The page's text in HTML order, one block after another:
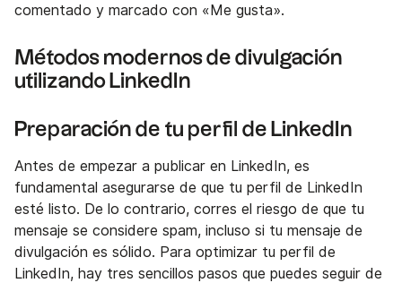
comentado y marcado con «Me gusta».
Métodos modernos de divulgación
utilizando LinkedIn
Preparación de tu perfil de LinkedIn
Antes de empezar a publicar en LinkedIn, es
fundamental asegurarse de que tu perfil de LinkedIn
esté listo. De lo contrario, corres el riesgo de que tu
mensaje se considere spam, incluso si tu mensaje de
divulgación es sólido. Para optimizar tu perfil de
LinkedIn, hay tres sencillos pasos que puedes seguir de